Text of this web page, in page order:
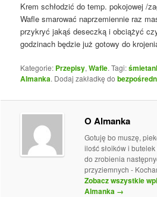
Krem schłodzić do temp. pokojowej /
Wafle smarować naprzemiennie raz
przykryć jakąś deseczką i obciążyć
godzinach będzie już gotowy do
Kategorie: Przepisy,Wafle. Tagi:
Almanka. Dodaj zakładkę do
O Almanka
Gotuję bo muszę,
ilość słoików i
do zrobienia
przyziemnych -
Zobacz wszystkie
Almanka →